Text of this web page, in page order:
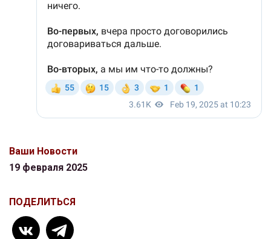
Ваши Новости
19 февраля 2025
ПОДЕЛИТЬСЯ